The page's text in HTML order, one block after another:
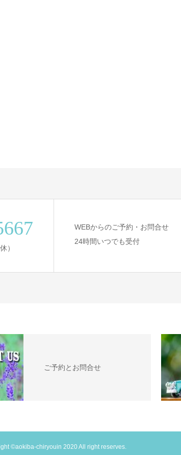
）
WEBからのご予約・お問合せ
24時間いつでも受付
ご予約とお問合せ
©aokiba-chiryouin 2020 All right reserves.